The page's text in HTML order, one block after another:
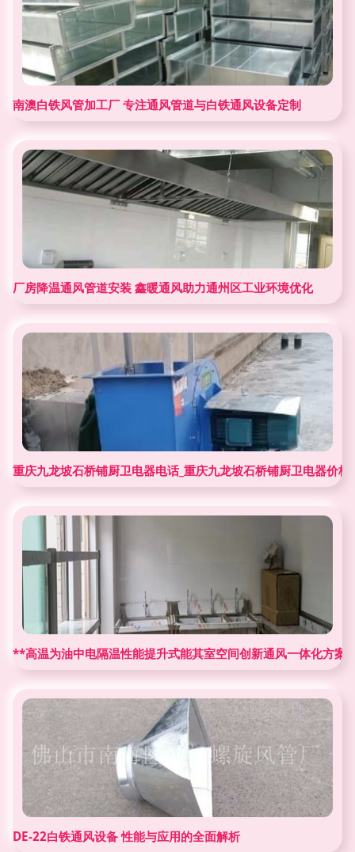
南澳白铁风管加工厂 专注通风管道与白铁通风设备定制
厂房降温通风管道安装 鑫暖通风助力通州区工业环境优化
重庆九龙坡石桥铺厨卫电器电话_重庆九龙坡石桥铺厨卫电器价格
**高温为油中电隔温性能提升式能其室空间创新通风一体化方
DE-22白铁通风设备 性能与应用的全面解析